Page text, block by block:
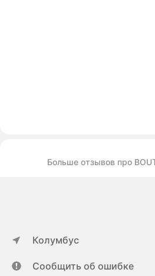
Больше отзывов про
Колумбус
Сообщить об ошибке